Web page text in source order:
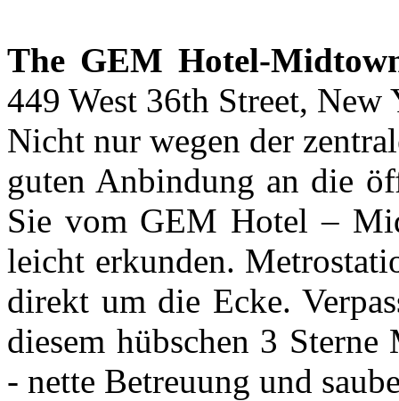
The GEM Hotel-
449 West 36th Street,
Nicht nur wegen der
guten Anbindung an die
Sie vom GEM Hotel –
leicht erkunden.
direkt um die Ecke.
diesem hübschen 3
- nette Betreuung und